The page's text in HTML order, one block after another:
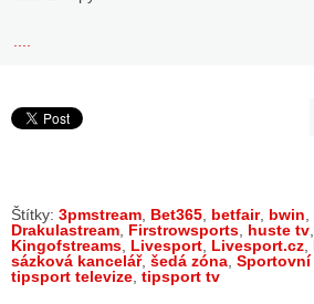
Štítky: 3pmstream Bet365 betfair, bwin
Drakulastream Firstrowsports huste tv
Kingofstreams Livesport Livesport.cz
sázková kancelář, šedá zóna Sportovní
tipsport televize tipsport tv